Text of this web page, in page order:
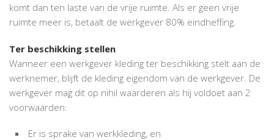
komt dan ten laste van de vrije ruimte. Als er geen vrije
ruimte meer is, betaalt de werkgever 80% eindheffing.
Ter beschikking stellen
Wanneer een werkgever kleding ter beschikking stelt aan de
werknemer, blijft de kleding eigendom van de werkgever. De
werkgever mag dit op nihil waarderen als hij voldoet aan 2
voorwaarden:
Er is sprake van werkkleding, en